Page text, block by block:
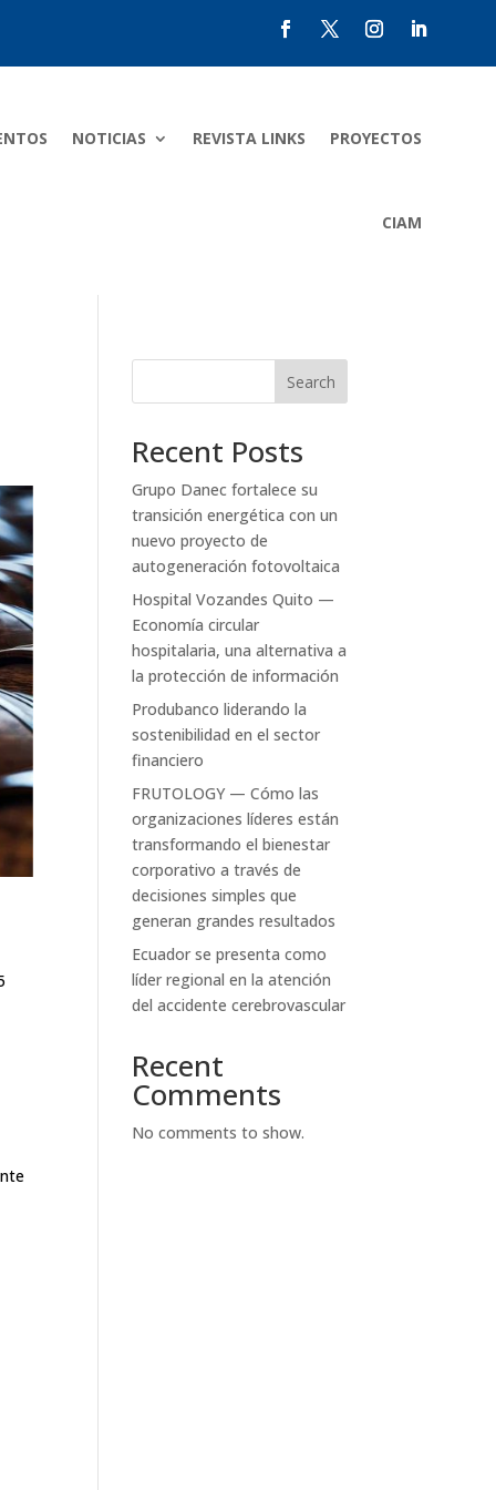
NOTICIAS REVISTA LINKS PROYECTOS
CIAM
Search
Recent Posts
Grupo Danec fortalece su
transición energética con un
nuevo proyecto de
autogeneración fotovoltaica
Hospital Vozandes Quito —
Economía circular
hospitalaria, una alternativa a
la protección de información
Produbanco liderando la
sostenibilidad en el sector
financiero
FRUTOLOGY — Cómo las
organizaciones líderes están
transformando el bienestar
corporativo a través de
decisiones simples que
generan grandes resultados
Ecuador se presenta como
líder regional en la atención
del accidente cerebrovascular
Recent
Comments
No comments to show.